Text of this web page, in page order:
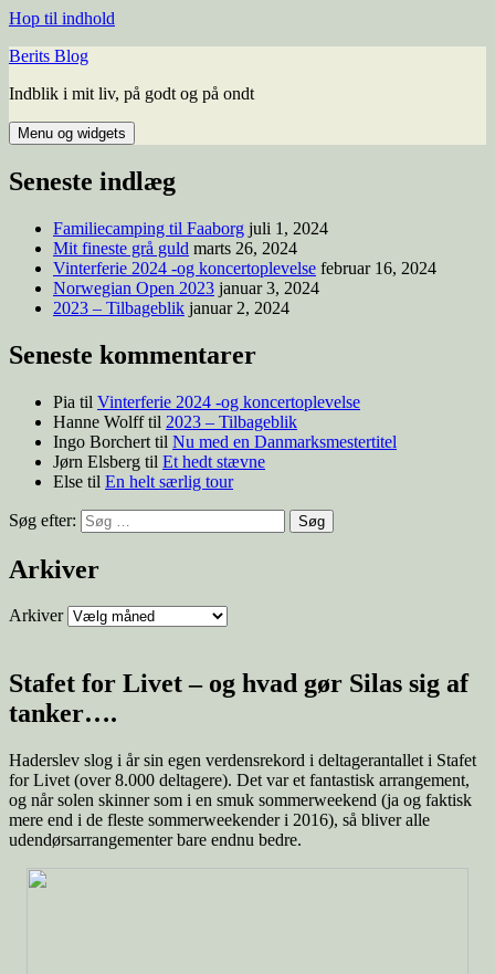
Hop til indhold
Berits Blog
Indblik i mit liv, på godt og på ondt
Menu og widgets
Seneste indlæg
Familiecamping til Faaborg juli 1, 2024
Mit fineste grå guld marts 26, 2024
Vinterferie 2024 -og koncertoplevelse februar 16, 2024
Norwegian Open 2023 januar 3, 2024
2023 – Tilbageblik januar 2, 2024
Seneste kommentarer
Pia til Vinterferie 2024 -og koncertoplevelse
Hanne Wolfftil 2023 – Tilbageblik
Ingo Borchert til Nu med en Danmarksmestertitel
Jørn Elsberg til Et hedt stævne
Else til En helt særlig tour
Søg efter:
Arkiver
Arkiver
Stafet for Livet – og hvad gør Silas sig af
tanker….
Haderslev slog i år sin egen verdensrekord i deltagerantallet i Stafet
for Livet (over 8.000 deltagere). Det var et fantastisk arrangement,
og når solen skinner som i en smuk sommerweekend (ja og faktisk
mere end i de fleste sommerweekender i 2016), så bliver alle
udendørsarrangementer bare endnu bedre.